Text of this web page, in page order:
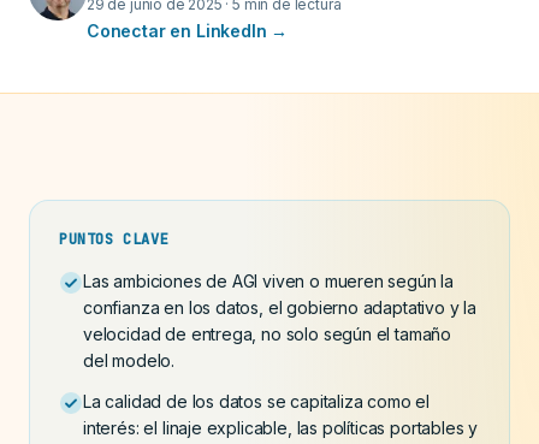
29 de junio de 2025 ·5 min de lectura
Conectar en LinkedIn →
PUNTOS CLAVE
Las ambiciones de AGI viven o mueren según la
confianza en los datos, el gobierno adaptativo y la
velocidad de entrega, no solo según el tamaño
del modelo.
La calidad de los datos se capitaliza como el
interés: el linaje explicable, las políticas portables y